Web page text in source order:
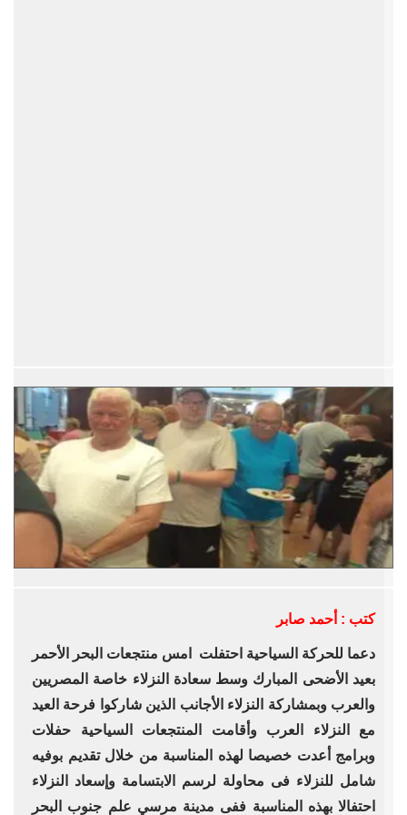
كتب : أحمد صابر
دعما للحركة السياحية احتفلت امس منتجعات البحر الأحمر
بعيد الأضحى المبارك وسط سعادة النزلاء خاصة المصريين
والعرب وبمشاركة النزلاء الأجانب الذين شاركوا فرحة العيد
مع النزلاء العرب وأقامت المنتجعات السياحية حفلات
وبرامج أعدت خصيصا لهذه المناسبة من خلال تقديم بوفيه
شامل للنزلاء فى محاولة لرسم الابتسامة وإسعاد النزلاء
احتفالا بهذه المناسبة ففى مدينة مرسي علم جنوب البحر